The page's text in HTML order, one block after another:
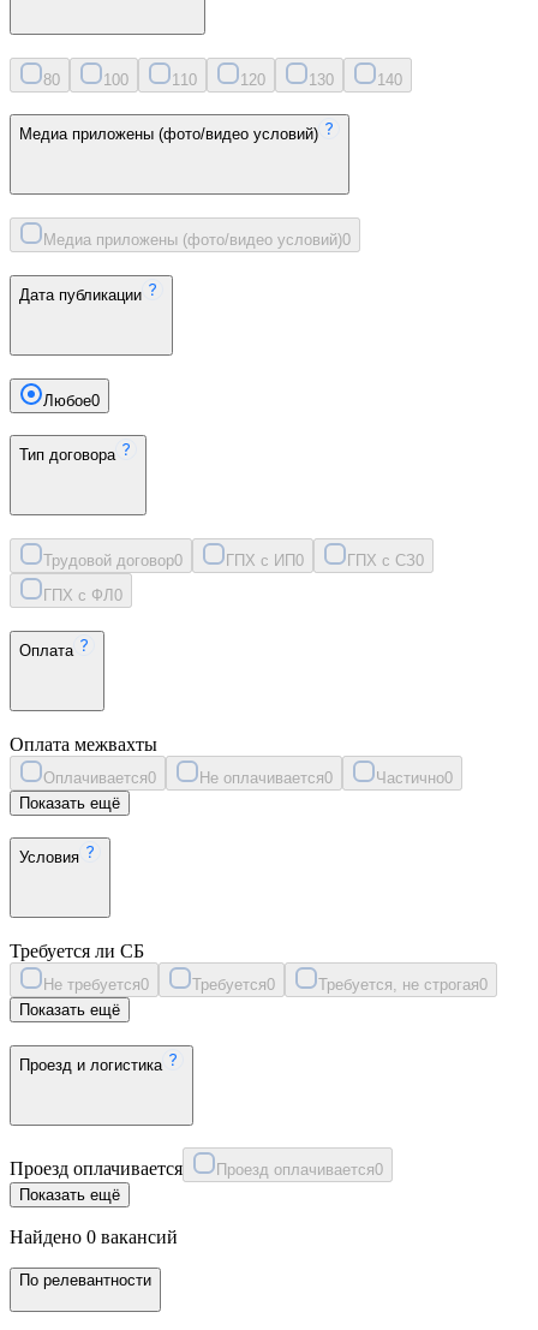
80 100 11 0 120 130 140
Медиа приложены (фото/видео условий)
Медиа приложены (фото/видео условий)0
Дата публикации
Любое0
Тип договора
Трудовой договор0 ГПХ с ИП0 ГПХ с СЗ0
ГПХ с ФЛ 0
Оплата
Оплата межвахты
Оплачивается0 Не оплачивается0 Частично0
Показать ещё
Условия
Требуется ли СБ
Не требуется0 Требуется0 Требуется, не строгая0
Показать ещё
Проезд и логистика
Проезд оплачивается Проезд оплачивается0
Показать ещё
Найдено 0 вакансий
По релевантности